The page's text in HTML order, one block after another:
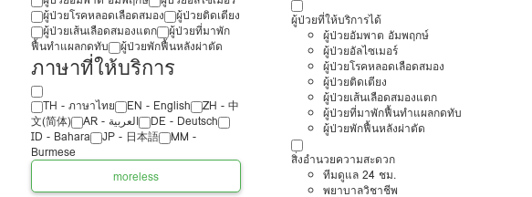
ผู้ป่วยที่ให้บริการได้
ผู้ป่วยอัมพาต อัมพฤกษ์
ผู้ป่วยอัลไซเมอร์
ผู้ป่วยโรคหลอดเลือดสมอง
ผู้ป่วยติดเตียง
ผู้ป่วยเส้นเลือดสมองแตก
ผู้ป่วยที่มาพักฟื้นทำแผลกดทับ
ผู้ป่วยพักฟื้นหลังผ่าตัด
สิ่งอำนวยความสะดวก
ทีมดูแล 24 ชม.
พยาบาลวิชาชีพ
ผู้ป่วยโรคหลอดเลือดสมอง
ผู้ป่วยติดเตียง
ผู้ป่วยเส้นเลือดสมองแตก
ผู้ป่วยที่มาพัก
ฟื้นทำแผลกดทับ
ผู้ป่วยพักฟื้นหลังผ่าตัด
ภาษาที่ให้บริการ
TH - ‏ภาษาไทย EN - English
ZH - 中
文(简体)
‏AR - ‏العربية‏
DE - Deutsch
ID - Bahara
JP - 日本語
MM -
Burmese
moreless